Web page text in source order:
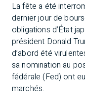
La fête a été
dernier jour de
obligations d’État
président Donald
d’abord été
sa nomination au
fédérale (Fed) ont
marchés.